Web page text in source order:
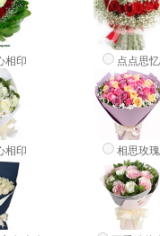
相印 点点思忆
相印 相思玫瑰